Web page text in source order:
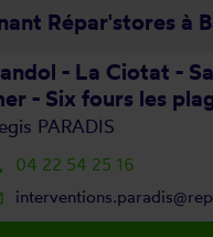
Répar'stores à
- La Ciotat -
- Six fours les
PARADIS
04 22 54 25 16